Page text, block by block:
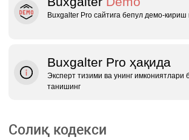
Buxgalter Pro сайтига бепул демо‑кириш
Buxgalter Pro ҳақида
Эксперт тизими ва унинг имкониятлари
танишинг
Солиқ кодекси